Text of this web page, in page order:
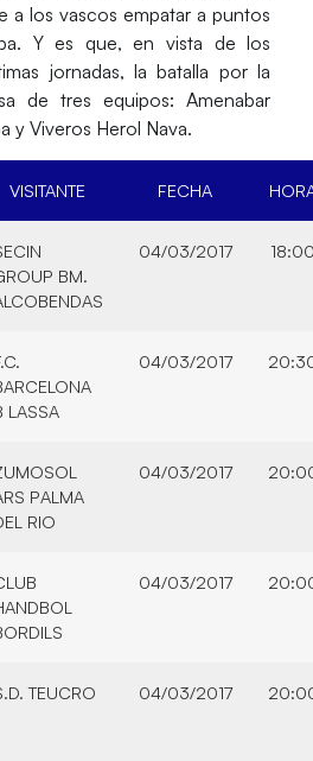
a los vascos empatar a puntos
Y es que, en vista de los
jornadas, la batalla por la
de tres equipos: Amenabar
y Viveros Herol Nava.
VISITANTE FECHA
BM.
04/03/2017
LASSA
04/03/2017
PALMA
RIO
04/03/2017
04/03/2017
TEUCRO 04/03/2017